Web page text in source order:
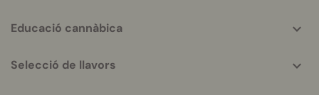
Educació cannàbica
Selecció de llavors